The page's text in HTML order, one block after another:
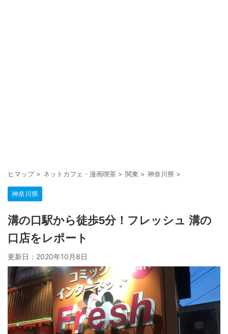
ヒマップ> ネットカフェ・漫画喫茶 > 関東 > 神奈川県 >
神奈川県
溝の口駅から徒歩5分！フレッシュ 溝の
口店をレポート
更新日： 2020年10月8日